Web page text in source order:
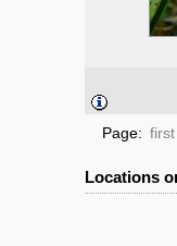
Page: first
Locations